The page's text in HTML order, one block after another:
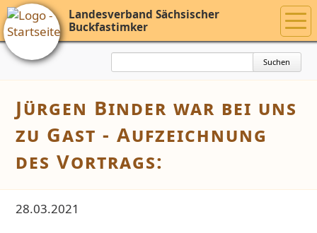
Landesverband Sächsischer
Buckfastimker
Suchen
Jürgen Binder war bei uns
zu Gast - Aufzeichnung
des Vortrags:
28.03.2021